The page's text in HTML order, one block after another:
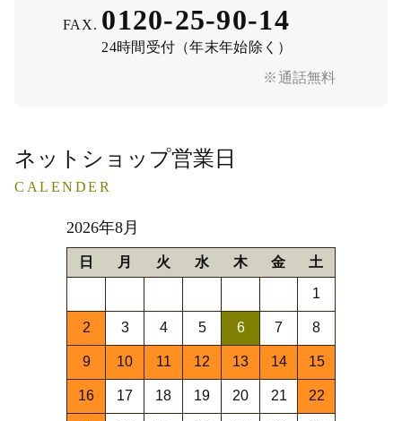
※通話無料
FAX. 0120-25-90-14
24時間受付（年末年始除く）
ネットショップ営業日
CALENDER
2026年8月
日 月 火 水 木 金 土
1
2 3 4 5 6 7 8
9 10 11 12 13 14 15
16 17 18 19 20 21 22